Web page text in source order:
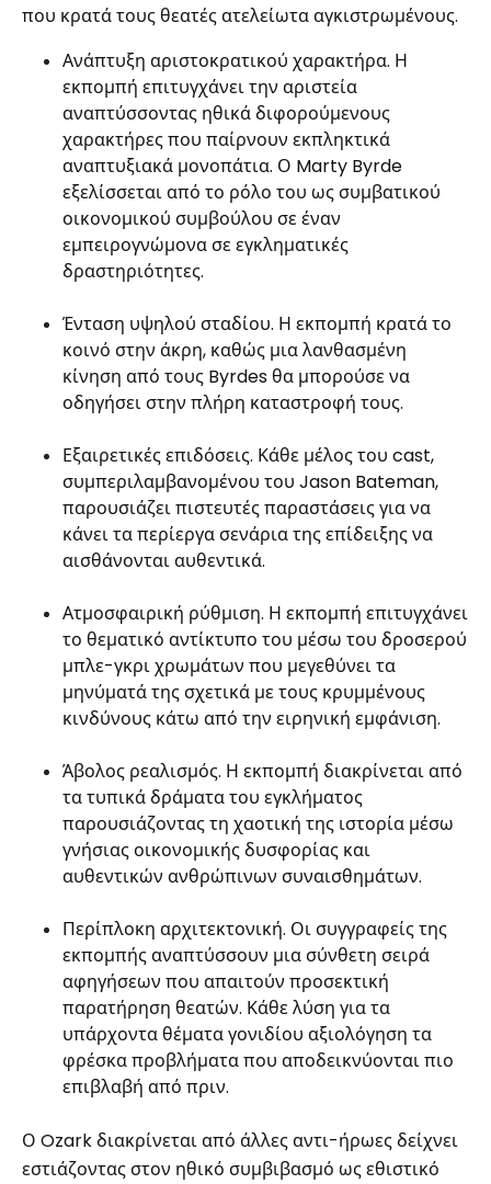
που κρατά τους θεατές ατελείωτα αγκιστρωμένους.
Ανάπτυξη αριστοκρατικού χαρακτήρα. Η
εκπομπή επιτυγχάνει την αριστεία
αναπτύσσοντας ηθικά διφορούμενους
χαρακτήρες που παίρνουν εκπληκτικά
αναπτυξιακά μονοπάτια. Ο Marty Byrde
εξελίσσεται από το ρόλο του ως συμβατικού
οικονομικού συμβούλου σε έναν
εμπειρογνώμονα σε εγκληματικές
δραστηριότητες.
Ένταση υψηλού σταδίου. Η εκπομπή κρατά το
κοινό στην άκρη, καθώς μια λανθασμένη
κίνηση από τους Byrdes θα μπορούσε να
οδηγήσει στην πλήρη καταστροφή τους.
Εξαιρετικές επιδόσεις. Κάθε μέλος του cast,
συμπεριλαμβανομένου του Jason Bateman,
παρουσιάζει πιστευτές παραστάσεις για να
κάνει τα περίεργα σενάρια της επίδειξης να
αισθάνονται αυθεντικά.
Ατμοσφαιρική ρύθμιση. Η εκπομπή επιτυγχάνει
το θεματικό αντίκτυπο του μέσω του δροσερού
μπλε-γκρι χρωμάτων που μεγεθύνει τα
μηνύματά της σχετικά με τους κρυμμένους
κινδύνους κάτω από την ειρηνική εμφάνιση.
Άβολος ρεαλισμός. Η εκπομπή διακρίνεται από
τα τυπικά δράματα του εγκλήματος
παρουσιάζοντας τη χαοτική της ιστορία μέσω
γνήσιας οικονομικής δυσφορίας και
αυθεντικών ανθρώπινων συναισθημάτων.
Περίπλοκη αρχιτεκτονική. Οι συγγραφείς της
εκπομπής αναπτύσσουν μια σύνθετη σειρά
αφηγήσεων που απαιτούν προσεκτική
παρατήρηση θεατών. Κάθε λύση για τα
υπάρχοντα θέματα γονιδίου αξιολόγηση τα
φρέσκα προβλήματα που αποδεικνύονται πιο
επιβλαβή από πριν.
Ο Ozark διακρίνεται από άλλες αντι-ήρωες δείχνει
εστιάζοντας στον ηθικό συμβιβασμό ως εθιστικό